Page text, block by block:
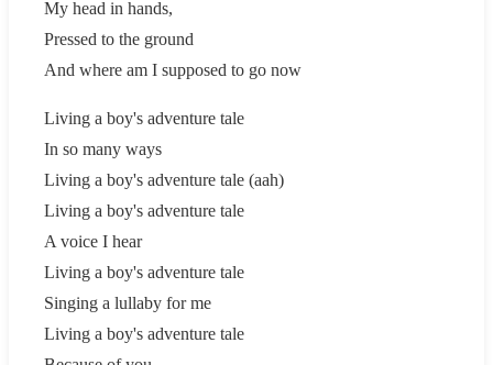
My head in hands,
Pressed to the ground
And where am I supposed to go now
Living a boy's adventure tale
In so many ways
Living a boy's adventure tale (aah)
Living a boy's adventure tale
A voice I hear
Living a boy's adventure tale
Singing a lullaby for me
Living a boy's adventure tale